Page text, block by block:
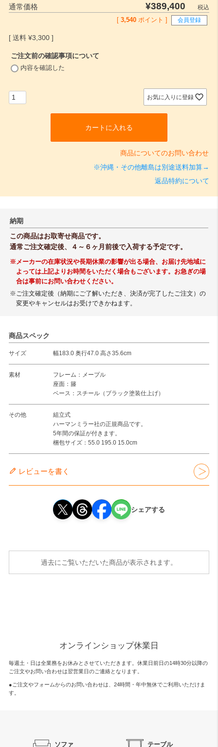
通常価格 ¥389,400
税込
[ 3,540 ポイント ] 会員登録
¥3,300
ご注文前の確認事項について
内容を確認した
お気に入りに登録
カートに入れる
商品についてのお問い合わせ
※沖縄・その他離島は別途送料加算→
返品特約について
納期
この商品はお取寄せ商品です。
通常ご注文確定後、４～６ヶ月前後で入荷する予定です。
※メーカーの在庫状況や長期休業の影響が出る場合、お届け先地域に
よっては上記よりお時間をいただく場合もございます。お急ぎの場
合は事前にお問い合わせください。
※ご注文確定後（納期にご了解いただき、決済が完了したご注文）の
変更やキャンセルはお受けできかねます。
商品スペック
サイズ 幅183.0 奥行47.0 高さ35.6cm
素材
フレーム：メープル
座面：籐
ベース：スチール（ブラック塗装仕上げ）
その他
組立式
ハーマンミラー社の正規商品です。
5年間の保証が付きます。
梱包サイズ：55.0 195.0 15.0cm
レビューを書く
シェアする
過去にご覧いただいた商品が表示されます。
オンラインショップ休業日
毎週土・日は全業務をお休みとさせていただきます。休業日前日の14時30分以降の
ご注文やお問い合わせは翌営業日のご連絡となります。
●ご注文やフォームからのお問い合わせは、 24時間・年中無休でご利用いただけま
す。
ソファ テーブル